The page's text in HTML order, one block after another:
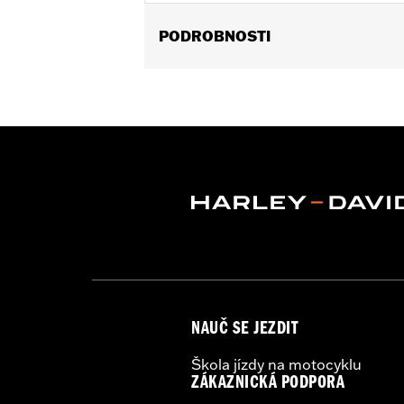
PODROBNOSTI
Installation Instructions
WARRANTY:1 year limited warranty
NAUČ SE JEZDIT
Škola jízdy na motocyklu
ZÁKAZNICKÁ PODPORA